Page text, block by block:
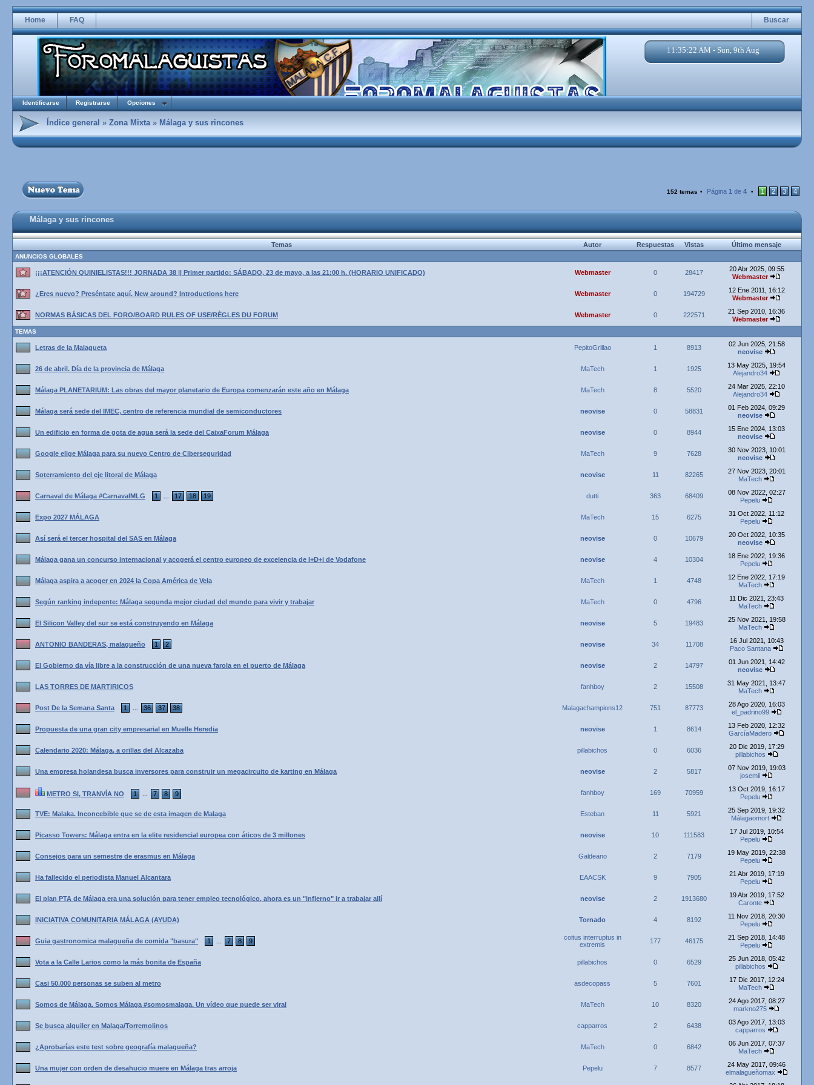
Home FAQ Buscar
11:35:23 AM - Sun, 9th Aug
Identificarse Registrarse Opciones
Índice general » Zona Mixta» Málaga y sus rincones
152 temas • Página 1 de 4 • 1 2 3 4
Málaga y sus rincones
Temas Autor Respuestas Vistas Último mensaje
ANUNCIOS GLOBALES
¡¡¡ATENCIÓN QUINIELISTAS!!! JORNADA 38 || Primer partido: SÁBADO, 23 de mayo, a las 21:00 h. (HORARIO UNIFICADO) Webmaster 0 28417
20 Abr 2025, 09:55
Webmaster
¿Eres nuevo? Preséntate aquí. New around? Introductions here Webmaster 0 194729
12 Ene 2011, 16:12
Webmaster
NORMAS BÁSICAS DEL FORO/BOARD RULES OF USE/RÈGLES DU FORUM Webmaster 0 222571
21 Sep 2010, 16:36
Webmaster
TEMAS
Letras de la Malagueta PepitoGrillao 1 8913
02 Jun 2025, 21:58
neovise
26 de abril. Día de la provincia de Málaga MaTech 1 1925
13 May 2025, 19:54
Alejandro34
Málaga PLANETARIUM: Las obras del mayor planetario de Europa comenzarán este año en Málaga MaTech 8 5520
24 Mar 2025, 22:10
Alejandro34
Málaga será sede del IMEC, centro de referencia mundial de semiconductores neovise 0 58831
01 Feb 2024, 09:29
neovise
Un edificio en forma de gota de agua será la sede del CaixaForum Málaga neovise 0 8944
15 Ene 2024, 13:03
neovise
Google elige Málaga para su nuevo Centro de Ciberseguridad MaTech 9 7628
30 Nov 2023, 10:01
neovise
Soterramiento del eje litoral de Málaga neovise 11 82265
27 Nov 2023, 20:01
MaTech
Carnaval de Málaga #CarnavalMLG 1 17 18 19 dutti 363 68409
08 Nov 2022, 02:27
Pepelu
Expo 2027 MÁLAGA MaTech 15 6275
31 Oct 2022, 11:12
Pepelu
Así será el tercer hospital del SAS en Málaga neovise 0 10679
20 Oct 2022, 10:35
neovise
Málaga gana un concurso internacional y acogerá el centro europeo de excelencia de I+D+i de Vodafone neovise 4 10304
18 Ene 2022, 19:36
Pepelu
Málaga aspira a acoger en 2024 la Copa América de Vela MaTech 1 4748
12 Ene 2022, 17:19
MaTech
Según ranking indepente: Málaga segunda mejor ciudad del mundo para vivir y trabajar MaTech 0 4796
11 Dic 2021, 23:43
MaTech
El Silicon Valley del sur se está construyendo en Málaga neovise 5 19483
25 Nov 2021, 19:58
MaTech
ANTONIO BANDERAS, malagueño 1 2 neovise 34 11708
16 Jul 2021, 10:43
Paco Santana
El Gobierno da vía libre a la construcción de una nueva farola en el puerto de Málaga neovise 2 14797
01 Jun 2021, 14:42
neovise
LAS TORRES DE MARTIRICOS fanhboy 2 15508
31 May 2021, 13:47
MaTech
Post De la Semana Santa 1 36 37 38 Malagachampions12 751 87773
28 Ago 2020, 16:03
el_padrino99
Propuesta de una gran city empresarial en Muelle Heredia neovise 1 8614
13 Feb 2020, 12:32
GarcíaMadero
Calendario 2020: Málaga, a orillas del Alcazaba pillabichos 0 6036
20 Dic 2019, 17:29
pillabichos
Una empresa holandesa busca inversores para construir un megacircuito de karting en Málaga neovise 2 5817
07 Nov 2019, 19:03
josemii
METRO SI, TRANVÍA NO 1 7 8 9 fanhboy 169 70959
13 Oct 2019, 16:17
Pepelu
TVE: Malaka. Inconcebible que se de esta imagen de Malaga Esteban 11 5921
25 Sep 2019, 19:32
Málagaomort
Picasso Towers: Málaga entra en la elite residencial europea con áticos de 3 millones neovise 10 111583
17 Jul 2019, 10:54
Pepelu
Consejos para un semestre de erasmus en Málaga Galdeano 2 7179
19 May 2019, 22:38
Pepelu
Ha fallecido el periodista Manuel Alcantara EAACSK 9 7905
21 Abr 2019, 17:19
Pepelu
El plan PTA de Málaga era una solución para tener empleo tecnológico, ahora es un "infierno" ir a trabajar allí neovise 2 1913680
19 Abr 2019, 17:52
Caronte
INICIATIVA COMUNITARIA MÁLAGA (AYUDA) Tornado 4 8192
11 Nov 2018, 20:30
Pepelu
Guia gastronomica malagueña de comida "basura" 1 7 8 9
coitus interruptus in
extremis
177 46175
21 Sep 2018, 14:48
Pepelu
Vota a la Calle Larios como la más bonita de España pillabichos 0 6529
25 Jun 2018, 05:42
pillabichos
Casi 50.000 personas se suben al metro asdecopass 5 7601
17 Dic 2017, 12:24
MaTech
Somos de Málaga. Somos Málaga #somosmalaga. Un vídeo que puede ser viral MaTech 10 8320
24 Ago 2017, 08:27
markno275
Se busca alquiler en Malaga/Torremolinos capparros 2 6438
03 Ago 2017, 13:03
capparros
¿Aprobarías este test sobre geografía malagueña? MaTech 0 6842
06 Jun 2017, 07:37
MaTech
Una mujer con orden de desahucio muere en Málaga tras arroja Pepelu 7 8577
24 May 2017, 09:46
elmalagueñomax